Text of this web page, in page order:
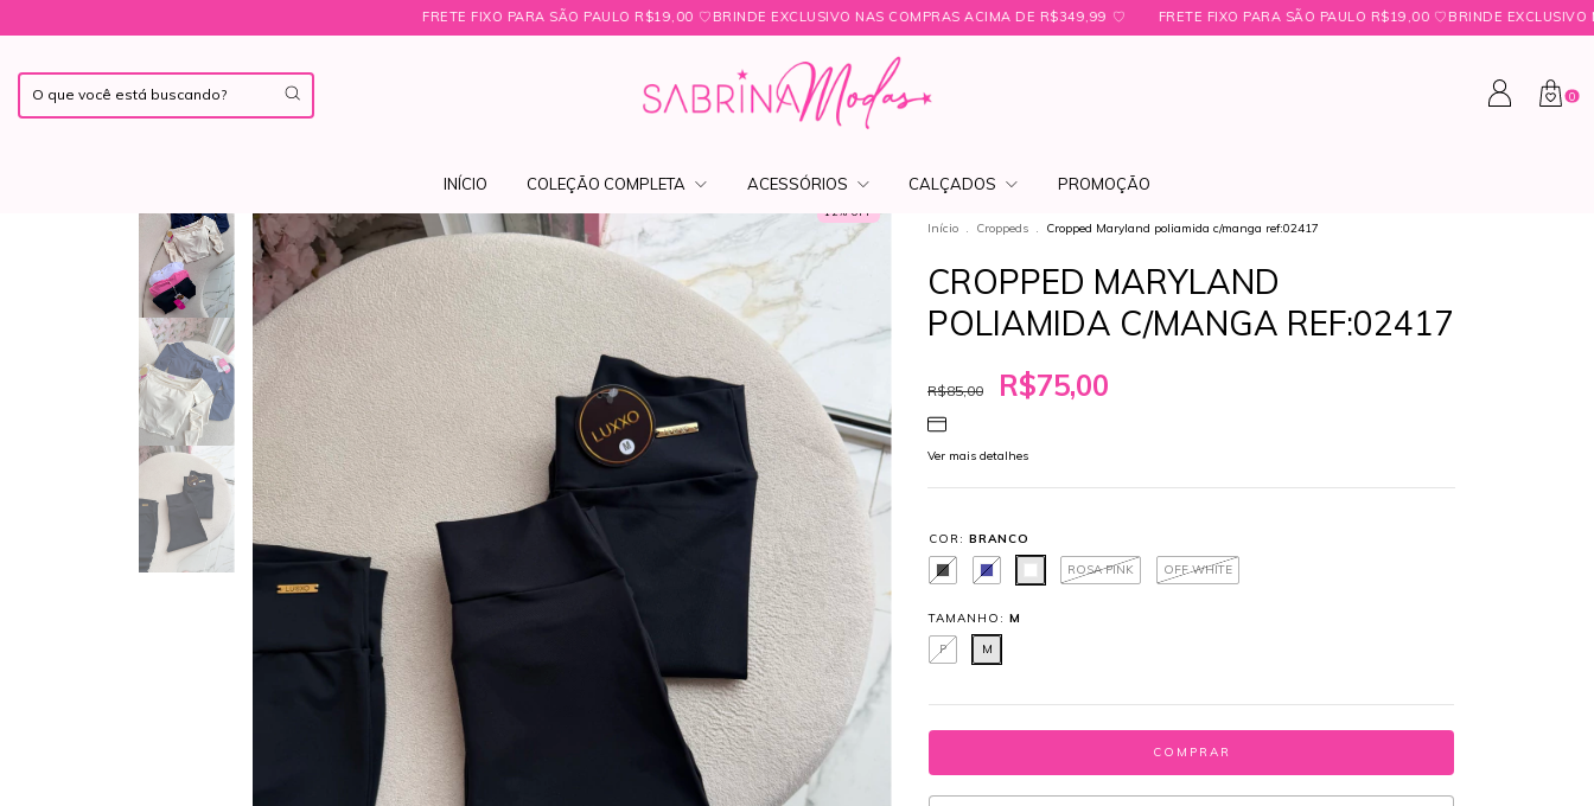
FRETE FIXO PARA SÃO PAULO R$19,00 ㅤ♡ㅤBRINDE EXCLUSIVO NAS COMPRAS ACIMA DE R$349,99 ㅤ♡ FRETE FIXO PARA SÃO PAULO R$19,00 ㅤ♡ㅤBRINDE EXCLUSIVO NAS COMPRAS
0
INÍCIO COLEÇÃO COMPLETA ACESSÓRIOS CALÇADOS PROMOÇÃO
12% OFF
Início . Croppeds . Cropped Maryland poliamida c/manga ref:02417
CROPPED MARYLAND
POLIAMIDA C/MANGA REF:02417
R$85,00 R$75,00
Ver mais detalhes
COR: BRANCO
ROSA PINK
OFF WHITE
TAMANHO: M
P
M